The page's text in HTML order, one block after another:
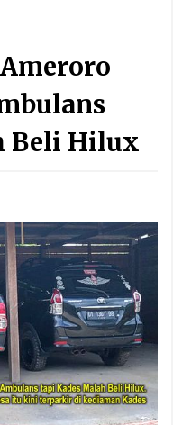
Beli Hilux